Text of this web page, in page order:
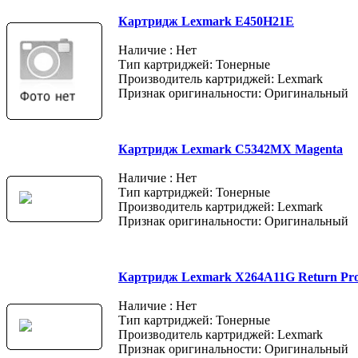
Картридж Lexmark E450H21E
Наличие : Нет
Тип картриджей: Тонерные
Производитель картриджей: Lexmark
Признак оригинальности: Оригинальный
Картридж Lexmark C5342MX Magenta
Наличие : Нет
Тип картриджей: Тонерные
Производитель картриджей: Lexmark
Признак оригинальности: Оригинальный
Картридж Lexmark X264A11G Return
Наличие : Нет
Тип картриджей: Тонерные
Производитель картриджей: Lexmark
Признак оригинальности: Оригинальный